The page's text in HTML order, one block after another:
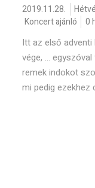
2019.11.28.
Koncert ajánló
0
Itt az első adventi
vége, ...
remek indokot
mi pedig ezekhez